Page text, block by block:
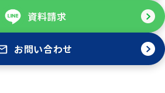
資料請求
お問い合わせ